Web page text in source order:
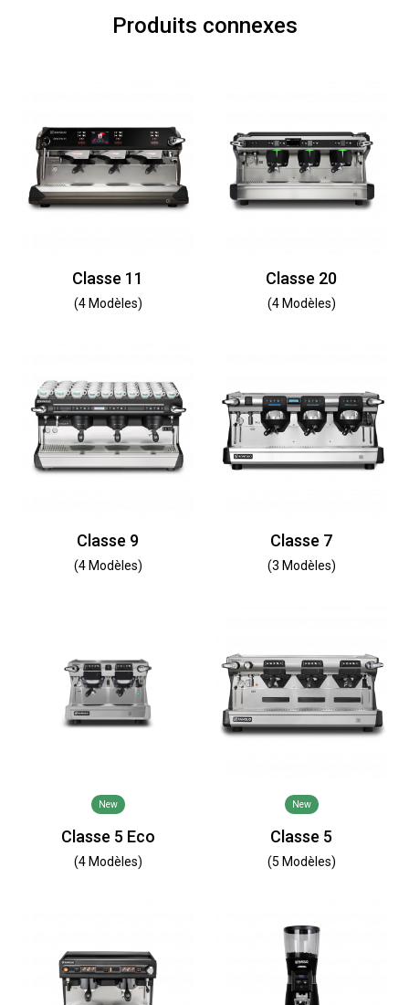
Produits connexes
Classe 11
(4 Modèles)
Classe 20
(4 Modèles)
Classe 9
(4 Modèles)
Classe 7
(3 Modèles)
New
Classe 5 Eco
(4 Modèles)
New
Classe 5
(5 Modèles)